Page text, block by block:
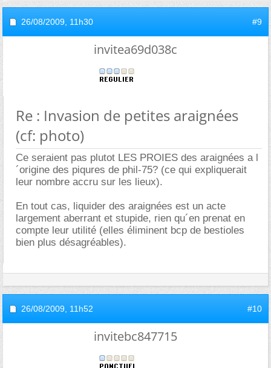
26/08/2009, 11h30 #9
invitea69d038c
Re : Invasion de petites araignées
(cf: photo)
Ce seraient pas plutot LES PROIES des araignées a l
´origine des piqures de phil-75? (ce qui expliquerait
leur nombre accru sur les lieux).
En tout cas, liquider des araignées est un acte
largement aberrant et stupide, rien qu´en prenat en
compte leur utilité (elles éliminent bcp de bestioles
bien plus désagréables).
26/08/2009, 11h52 #10
invitebc847715